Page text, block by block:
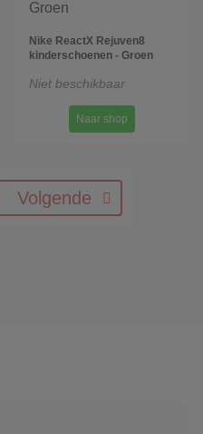
Nike ReactX Rejuven8
kinderschoenen - Groen
Niet beschikbaar
Naar shop
Volgende